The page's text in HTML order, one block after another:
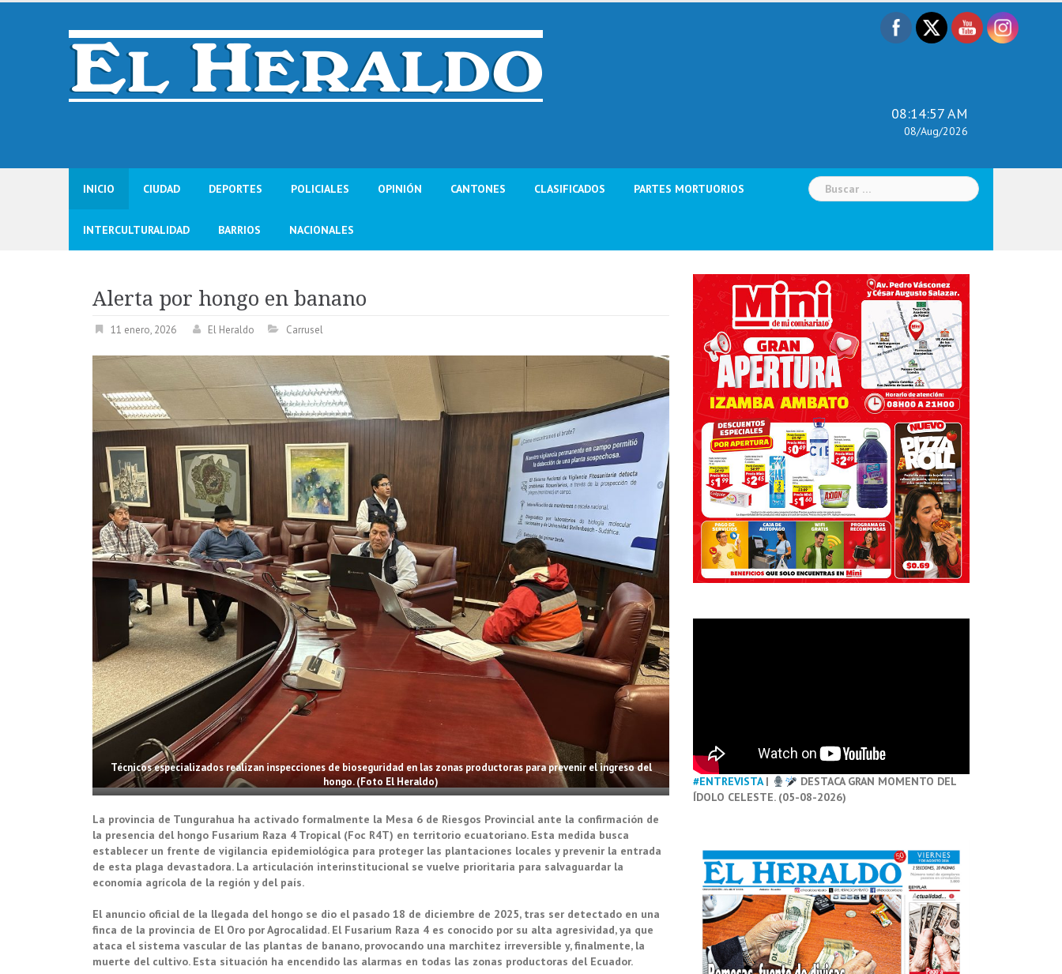
Skip
08:14:59 AM
08/Aug/2026
INICIO CIUDAD DEPORTES POLICIALES OPINIÓN CANTONES CLASIFICADOS PARTES MORTUORIOS
INTERCULTURALIDAD BARRIOS NACIONALES
Buscar:
Alerta por hongo en banano
11 enero, 2026 El Heraldo Carrusel
Técnicos especializados realizan inspecciones de bioseguridad en las zonas productoras para prevenir el ingreso del
hongo. (Foto El Heraldo)
La provincia de Tungurahua ha activado formalmente la Mesa 6 de Riesgos Provincial ante la confirmación de
la presencia del hongo Fusarium Raza 4 Tropical (Foc R4T) en territorio ecuatoriano. Esta medida busca
establecer un frente de vigilancia epidemiológica para proteger las plantaciones locales y prevenir la entrada
de esta plaga devastadora. La articulación interinstitucional se vuelve prioritaria para salvaguardar la
economía agrícola de la región y del país.
El anuncio oficial de la llegada del hongo se dio el pasado 18 de diciembre de 2025, tras ser detectado en una
finca de la provincia de El Oro por Agrocalidad. El Fusarium Raza 4 es conocido por su alta agresividad, ya que
ataca el sistema vascular de las plantas de banano, provocando una marchitez irreversible y, finalmente, la
muerte del cultivo. Esta situación ha encendido las alarmas en todas las zonas productoras del Ecuador.
#ENTREVISTA|
DESTACA GRAN MOMENTO DEL
ÍDOLO CELESTE. (05-08-2026)